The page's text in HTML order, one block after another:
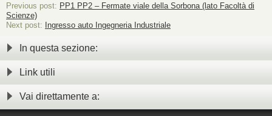
Previous post: PP1 PP2 – Fermate viale della Sorbona (lato Facoltà di
Scienze)
Next post: Ingresso auto Ingegneria Industriale
In questa sezione:
Link utili
Vai direttamente a: